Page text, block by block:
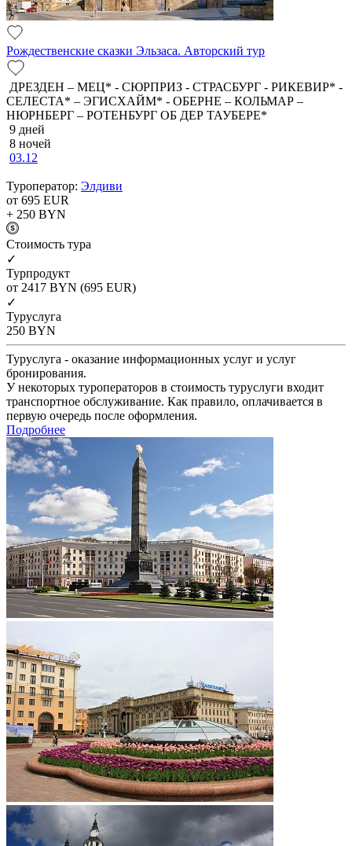
Рождественские сказки Эльзаса. Авторский тур
ДРЕЗДЕН – МЕЦ* - СЮРПРИЗ - СТРАСБУРГ - РИКЕВИР* -
СЕЛЕСТА* – ЭГИСХАЙМ* - ОБЕРНЕ – КОЛЬМАР –
НЮРНБЕРГ – РОТЕНБУРГ ОБ ДЕР ТАУБЕРЕ*
9 дней
8 ночей
03.12
Туроператор: Элдиви
от 695 EUR
+ 250 BYN
Cтоимость тура
✓
Турпродукт
от 2417 BYN (695 EUR)
✓
Туруслуга
250 BYN
Туруслуга - оказание информационных услуг и услуг
бронирования.
У некоторых туроператоров в стоимость туруслуги входит
транспортное обслуживание. Как правило, оплачивается в
первую очередь после оформления.
Подробнее